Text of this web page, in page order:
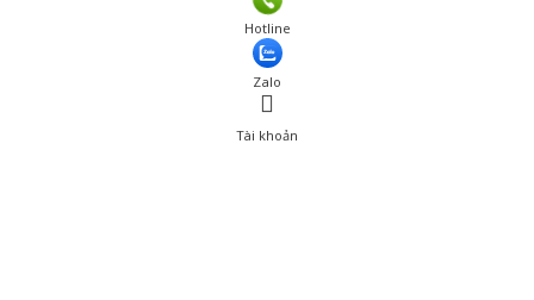
Hotline
Zalo
Tài khoản